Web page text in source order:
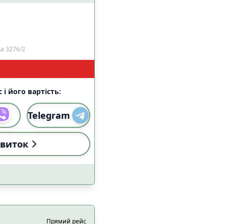
Starlink
Застосувати
3276/2
його вартість:
Telegram
Прямий рейс